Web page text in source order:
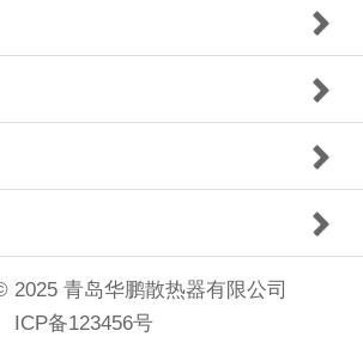
2025 青岛华鹏散热器有限公司
ICP备123456号